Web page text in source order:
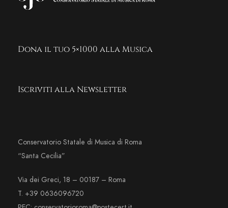
Dona il tuo 5×1000 alla Musica
Iscriviti alla Newsletter
Conservatorio Statale di Musica di Roma
“Santa Cecilia”
Via dei Greci, 18 – 00187 – Roma
T. +39 0636096720